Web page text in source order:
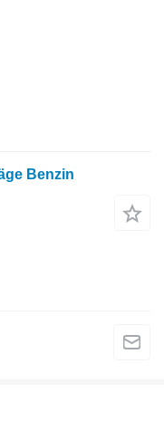
Benzin